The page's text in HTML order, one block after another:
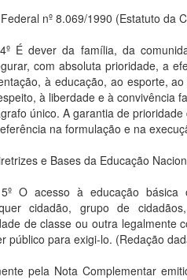
nº 8.069/1990 (Estatuto da
É dever da família, da
com absoluta prioridade, a
à educação, ao esporte,
à liberdade e à convivência
único. A garantia de prioridade
na formulação e na
e Bases da Educação
O acesso à educação básica
cidadão, grupo de
de classe ou outra legalmente
público para exigi-lo. (Redação
pela Nota Complementar